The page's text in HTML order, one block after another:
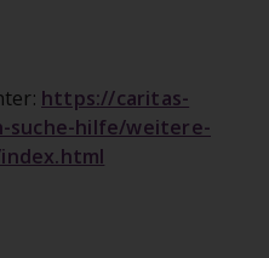
https://caritas-
suche-hilfe/weitere-